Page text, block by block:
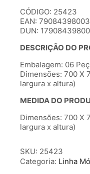
CÓDIGO: 25423
EAN:
DUN:
DESCRIÇÃO DO
Embalagem: 06
Dimensões: 700 X
largura x altura)
MEDIDA DO
Dimensões: 700 X
largura x altura)
SKU: 25423
Categoria: Linha